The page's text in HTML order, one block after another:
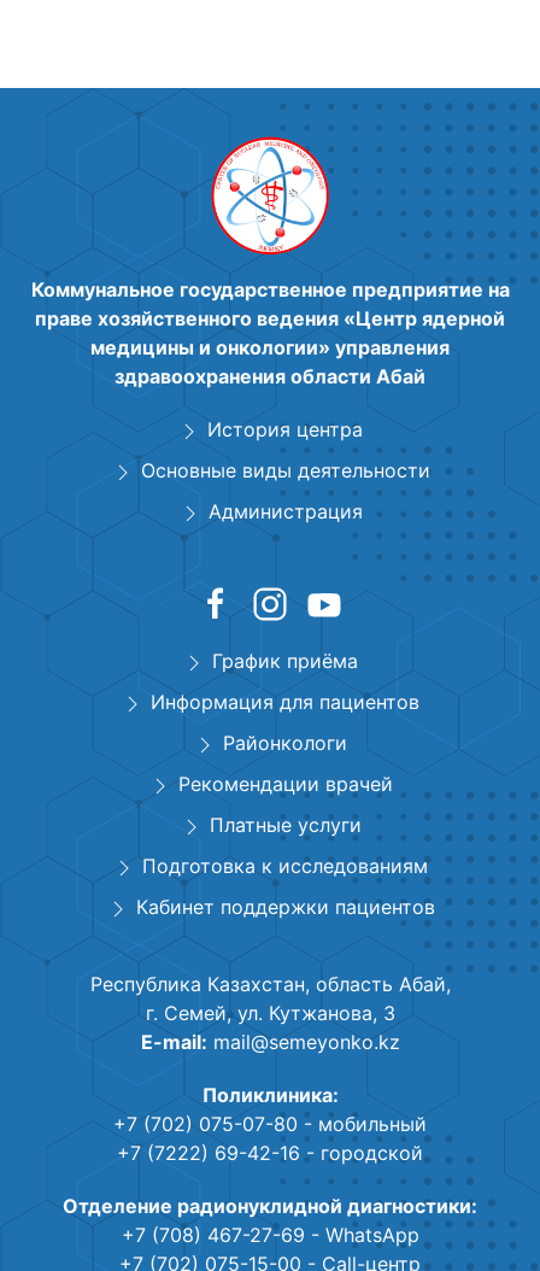
Коммунальное государственное предприятие на
праве хозяйственного ведения «Центр ядерной
медицины и онкологии» управления
здравоохранения области Абай
История центра
Основные виды деятельности
Администрация
График приёма
Информация для пациентов
Районкологи
Рекомендации врачей
Платные услуги
Подготовка к исследованиям
Кабинет поддержки пациентов
Республика Казахстан, область Абай,
г. Семей, ул. Кутжанова, 3
E-mail: mail@semeyonko.kz
Поликлиника:
+7 (702) 075-07-80 - мобильный
+7 (7222) 69-42-16 - городской
Отделение радионуклидной диагностики:
+7 (708) 467-27-69 - WhatsApp
+7 (702) 075-15-00 - Call-центр